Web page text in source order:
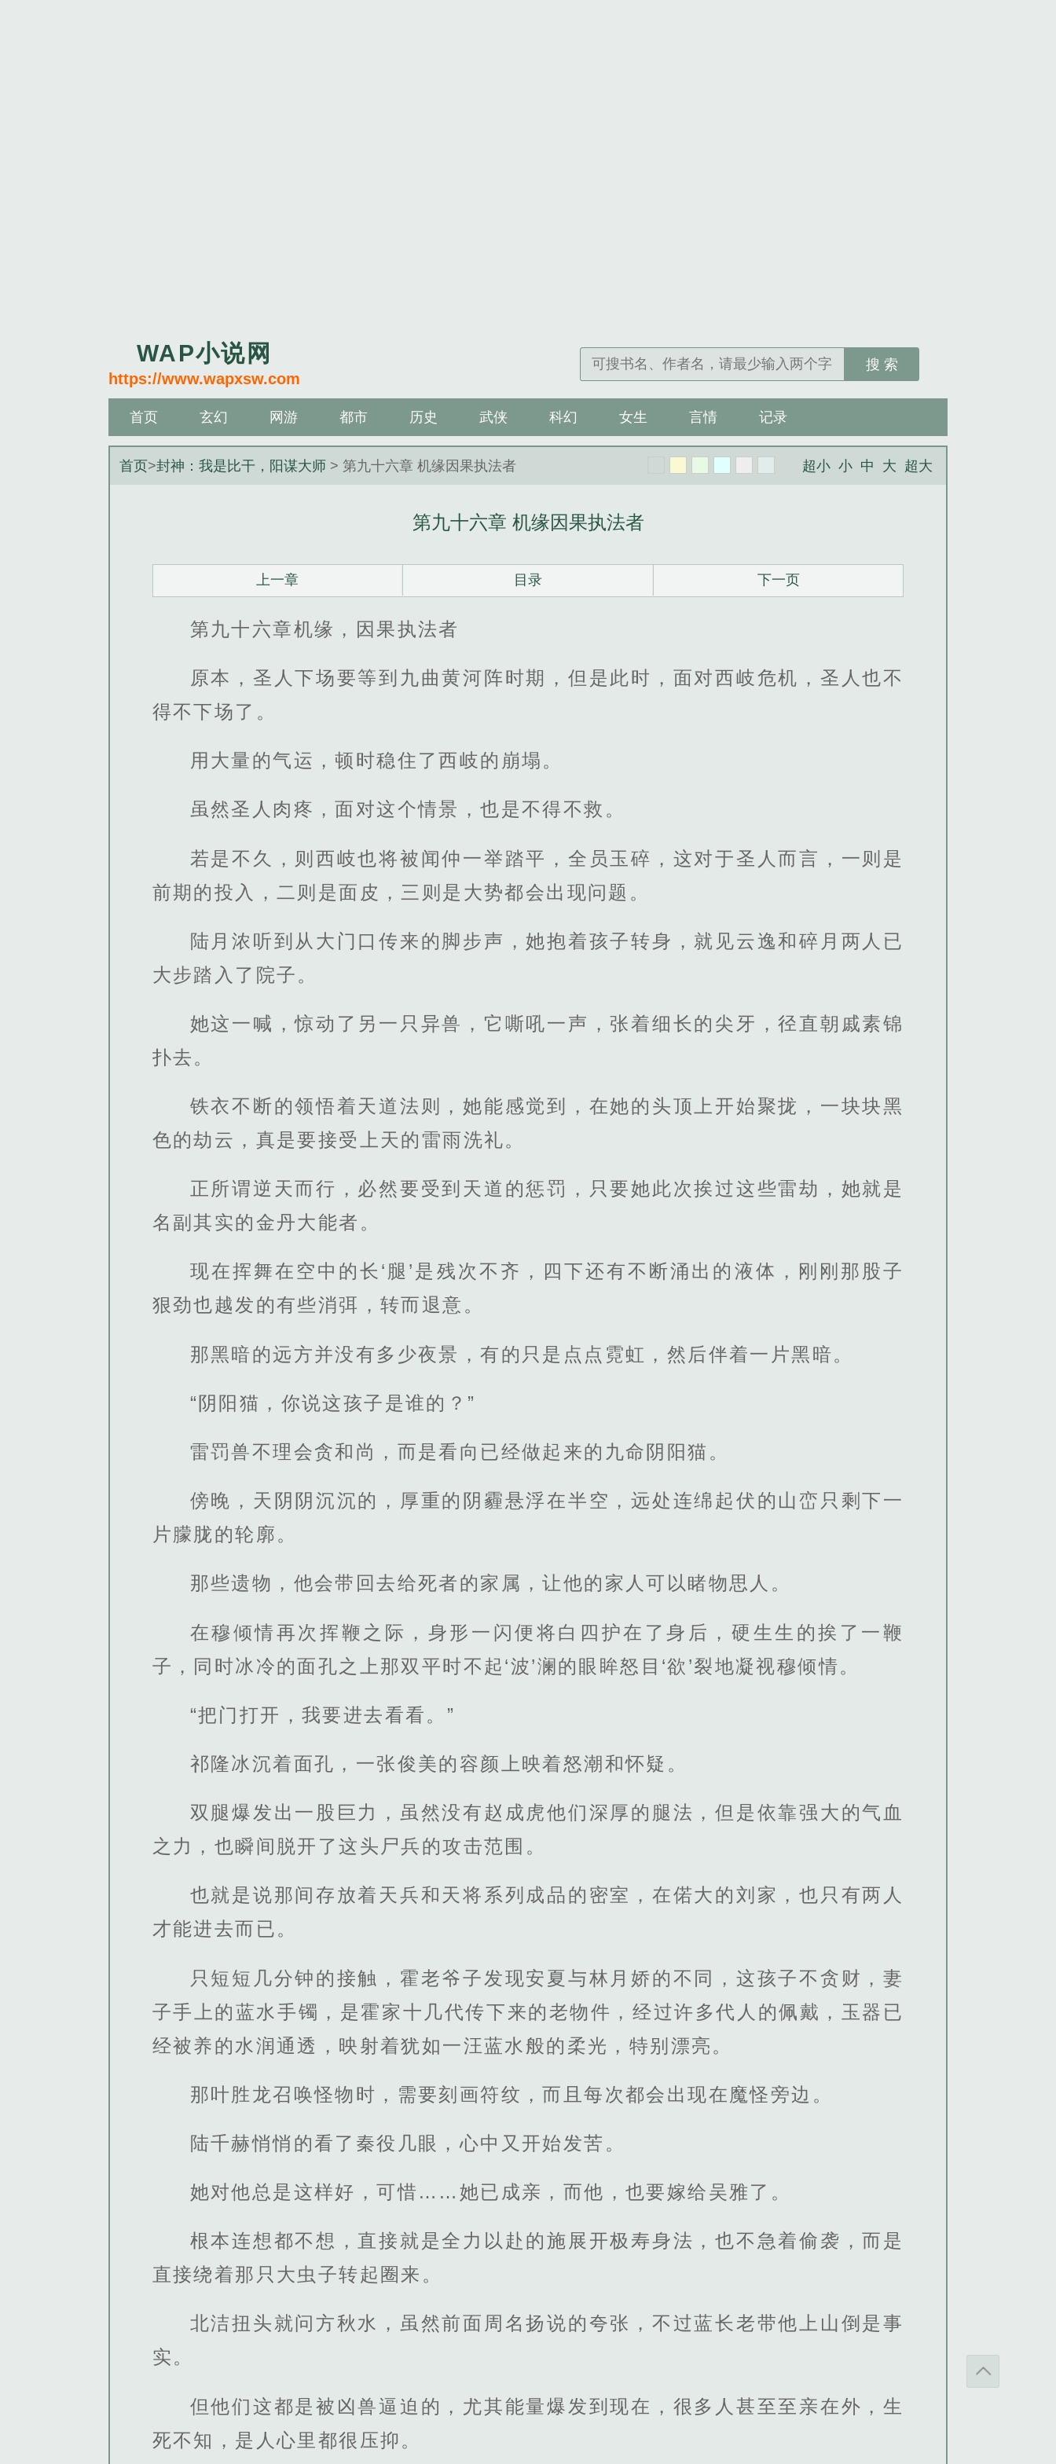
WAP小说网
https://www.wapxsw.com
搜 索
首页 玄幻 网游 都市 历史 武侠 科幻 女生 言情 记录
首页>封神：我是比干，阳谋大师 > 第九十六章 机缘因果执法者 超小 小 中 大 超大
第九十六章 机缘因果执法者
上一章 目录 下一页
第九十六章机缘，因果执法者
原本，圣人下场要等到九曲黄河阵时期，但是此时，面对西岐危机，圣人也不
得不下场了。
用大量的气运，顿时稳住了西岐的崩塌。
虽然圣人肉疼，面对这个情景，也是不得不救。
若是不久，则西岐也将被闻仲一举踏平，全员玉碎，这对于圣人而言，一则是
前期的投入，二则是面皮，三则是大势都会出现问题。
陆月浓听到从大门口传来的脚步声，她抱着孩子转身，就见云逸和碎月两人已
大步踏入了院子。
她这一喊，惊动了另一只异兽，它嘶吼一声，张着细长的尖牙，径直朝戚素锦
扑去。
铁衣不断的领悟着天道法则，她能感觉到，在她的头顶上开始聚拢，一块块黑
色的劫云，真是要接受上天的雷雨洗礼。
正所谓逆天而行，必然要受到天道的惩罚，只要她此次挨过这些雷劫，她就是
名副其实的金丹大能者。
现在挥舞在空中的长‘腿’是残次不齐，四下还有不断涌出的液体，刚刚那股子
狠劲也越发的有些消弭，转而退意。
那黑暗的远方并没有多少夜景，有的只是点点霓虹，然后伴着一片黑暗。
“阴阳猫，你说这孩子是谁的？”
雷罚兽不理会贪和尚，而是看向已经做起来的九命阴阳猫。
傍晚，天阴阴沉沉的，厚重的阴霾悬浮在半空，远处连绵起伏的山峦只剩下一
片朦胧的轮廓。
那些遗物，他会带回去给死者的家属，让他的家人可以睹物思人。
在穆倾情再次挥鞭之际，身形一闪便将白四护在了身后，硬生生的挨了一鞭
子，同时冰冷的面孔之上那双平时不起‘波’澜的眼眸怒目‘欲’裂地凝视穆倾情。
“把门打开，我要进去看看。”
祁隆冰沉着面孔，一张俊美的容颜上映着怒潮和怀疑。
双腿爆发出一股巨力，虽然没有赵成虎他们深厚的腿法，但是依靠强大的气血
之力，也瞬间脱开了这头尸兵的攻击范围。
也就是说那间存放着天兵和天将系列成品的密室，在偌大的刘家，也只有两人
才能进去而已。
只短短几分钟的接触，霍老爷子发现安夏与林月娇的不同，这孩子不贪财，妻
子手上的蓝水手镯，是霍家十几代传下来的老物件，经过许多代人的佩戴，玉器已
经被养的水润通透，映射着犹如一汪蓝水般的柔光，特别漂亮。
那叶胜龙召唤怪物时，需要刻画符纹，而且每次都会出现在魔怪旁边。
陆千赫悄悄的看了秦役几眼，心中又开始发苦。
她对他总是这样好，可惜……她已成亲，而他，也要嫁给吴雅了。
根本连想都不想，直接就是全力以赴的施展开极寿身法，也不急着偷袭，而是
直接绕着那只大虫子转起圈来。
北洁扭头就问方秋水，虽然前面周名扬说的夸张，不过蓝长老带他上山倒是事
实。
但他们这都是被凶兽逼迫的，尤其能量爆发到现在，很多人甚至至亲在外，生
死不知，是人心里都很压抑。